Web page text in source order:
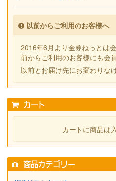
以前からご利用のお客様へ
2016年6月より金券ねっとは
前からご利用のお客様にも会
以前とお届け先にお変わりな
カート
カートに商品は
商品カテゴリー